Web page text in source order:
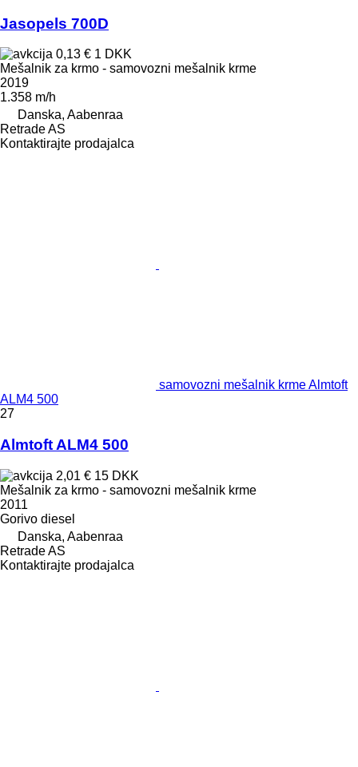
Jasopels 700D
0,13 € 1 DKK
Mešalnik za krmo - samovozni mešalnik krme
2019
1.358 m/h
Danska, Aabenraa
Retrade AS
Kontaktirajte prodajalca
samovozni mešalnik krme Almtoft
ALM4 500
27
Almtoft ALM4 500
2,01 € 15 DKK
Mešalnik za krmo - samovozni mešalnik krme
2011
Gorivo diesel
Danska, Aabenraa
Retrade AS
Kontaktirajte prodajalca